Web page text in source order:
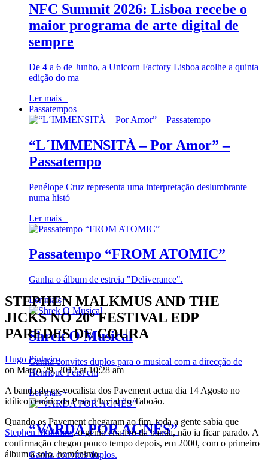
NFC Summit 2026: Lisboa recebe o
maior programa de arte digital de
sempre
De 4 a 6 de Junho, a Unicorn Factory Lisboa acolhe a quinta
edição do ma
Ler mais+
Passatempos
“L´IMMENSITÀ – Por Amor” –
Passatempo
Penélope Cruz representa uma interpretação deslumbrante
numa histó
Ler mais+
Passatempo “FROM ATOMIC”
Ganha o álbum de estreia "Deliverance".
Ler mais+
Shrek O Musical
Ganha convites duplos para o musical com a direcção de
Henrique Feist em
Ler mais+
“VARDA POR AGNÈS”
Ganha convites duplos.
STEPHEN MALKMUS AND THE
JICKS NO 20º FESTIVAL EDP
PAREDES DE COURA
Hugo Pinheiro
on Março 29, 2012 at 10:28 am
A banda do ex-vocalista dos Pavement actua dia 14 Agosto no
idílico cenário da Praia Fluvial do Taboão.
Quando os Pavement chegaram ao fim, toda a gente sabia que
Stephen Malkmus, o génio criativo da banda, não ia ficar parado. A
confirmação chegou pouco tempo depois, em 2000, com o primeiro
álbum a solo, homónimo.